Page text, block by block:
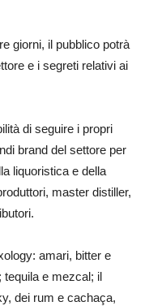
giorni, il pubblico potrà
e i segreti relativi ai
di seguire i propri
brand del settore per
liquoristica e della
master distiller,
amari, bitter e
tequila e mezcal; il
dei rum e cachaça,